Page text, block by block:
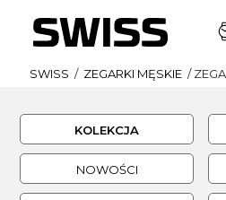
SWISS / ZEGARKI MĘSKIE /
KOLEKCJA
NOWOŚCI